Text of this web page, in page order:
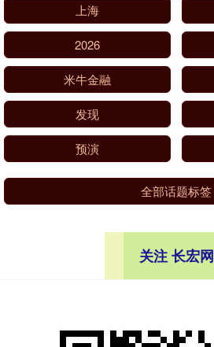
上海
2026
米牛金融
发现
预演
全部话题标签
关注 长宏网